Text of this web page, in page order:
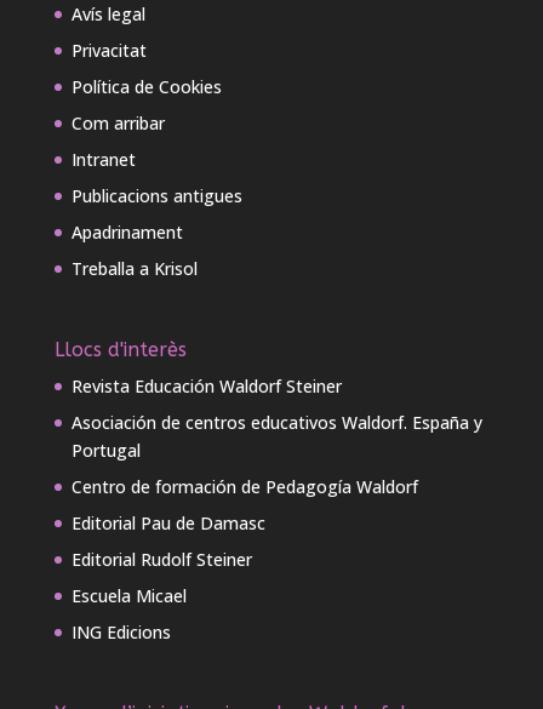
Avís legal
Privacitat
Política de Cookies
Com arribar
Intranet
Publicacions antigues
Apadrinament
Treballa a Krisol
Llocs d'interès
Revista Educación Waldorf Steiner
Asociación de centros educativos Waldorf. España y
Portugal
Centro de formación de Pedagogía Waldorf
Editorial Pau de Damasc
Editorial Rudolf Steiner
Escuela Micael
ING Edicions